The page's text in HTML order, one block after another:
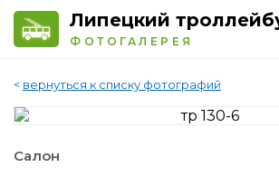
Липецкий
ФОТОГАЛЕРЕЯ
< вернуться к списку фотографий
Салон